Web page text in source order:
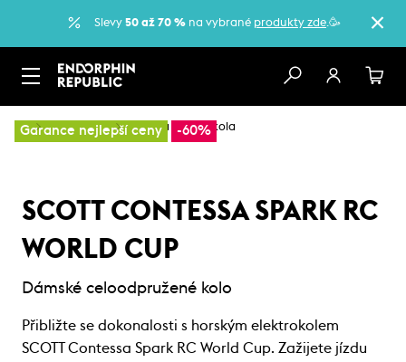
Slevy 50 až 70 % na vybrané produkty zde.🥳
Garance nejlepší ceny -60%
… Horská kola Dámská horská kola
SCOTT CONTESSA SPARK RC
WORLD CUP
Dámské celoodpružené kolo
Přibližte se dokonalosti s horským elektrokolem
SCOTT Contessa Spark RC World Cup. Zažijete jízdu